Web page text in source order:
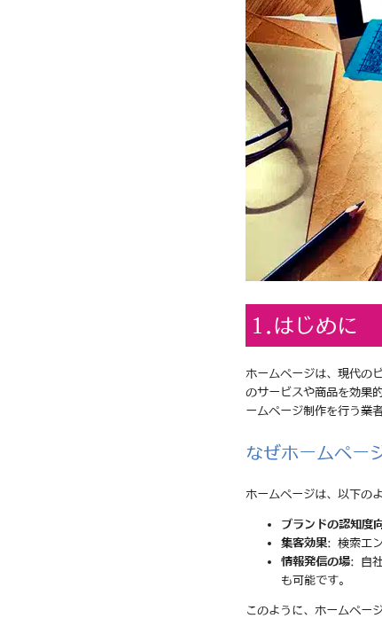
1.はじめに
ホームページは、現代の
のサービスや商品を効果
ームページ制作を行う業
なぜホームペー
ホームページは、以下の
ブランドの認知度
集客効果: 検索エ
情報発信の場: 自社
も可能です。
このように、ホームペー